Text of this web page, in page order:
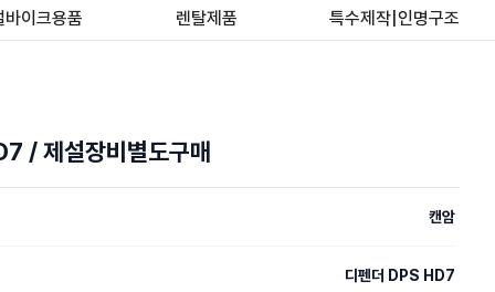
바이크용품 렌탈제품 특수제작|인명구조
/ 제설장비별도구매
캔암
디펜더 DPS HD7